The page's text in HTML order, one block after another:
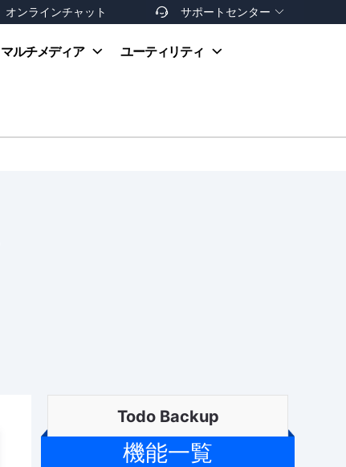
オンラインチャット  サポートセンター 
お支払い方法
マルチメディア ユーティリティ
Todo Backup
機能一覧